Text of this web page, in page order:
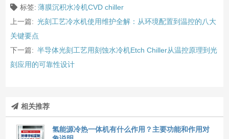
标签: 薄膜沉积水冷机CVD chiller
上一篇: 光刻工艺冷水机使用维护全解：从环境配置到温控的八大
关键要点
下一篇: 半导体光刻工艺用刻蚀水冷机Etch Chiller从温控原理到光
刻应用的可靠性设计
相关推荐
氢能源冷热一体机有什么作用？主要功能和作用对